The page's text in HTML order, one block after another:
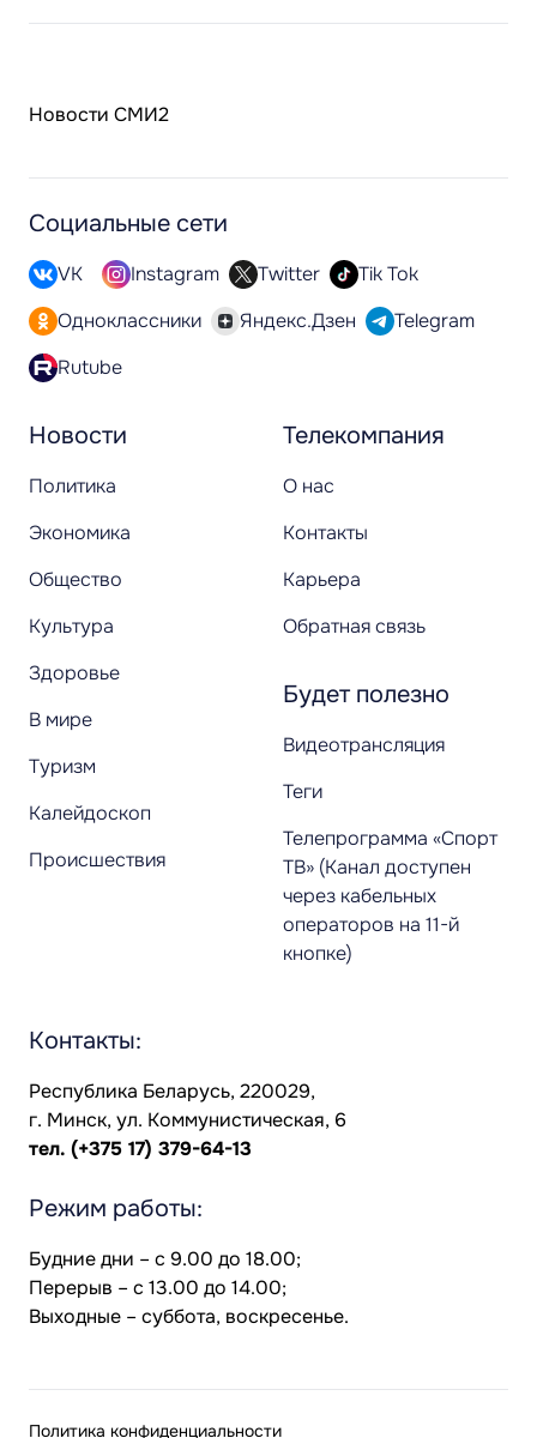
Новости СМИ2
Новости
Политика
Экономика
Общество
Культура
Здоровье
В мире
Туризм
Калейдоскоп
Происшествия
Телекомпания
О нас
Контакты
Карьера
Обратная связь
Будет полезно
Видеотрансляция
Теги
Телепрограмма «Спорт
ТВ» (Канал доступен
через кабельных
операторов на 11-й
кнопке)
Социальные сети
VK Instagram Twitter
Tik Tok
Одноклассники
Яндекс.Дзен
Telegram
Rutube
Контакты:
Республика Беларусь, 220029,
г. Минск, ул. Коммунистическая, 6
тел. (+375 17) 379-64-13
Режим работы:
Будние дни – с 9.00 до 18.00;
Перерыв – с 13.00 до 14.00;
Выходные – суббота, воскресенье.
Политика конфиденциальности